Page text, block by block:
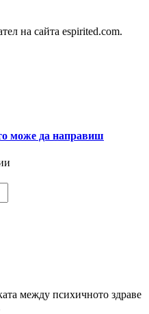
на сайта espirited.com.
може да направиш
между психичното здраве